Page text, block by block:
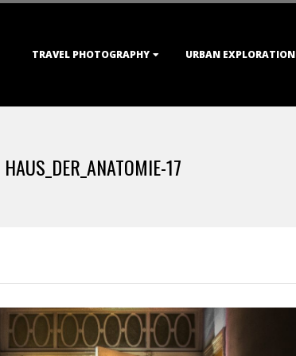
TRAVEL PHOTOGRAPHY URBAN EXPLORATION
HAUS_DER_ANATOMIE-17